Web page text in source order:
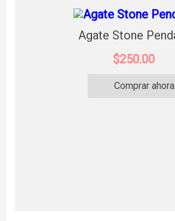
Agate Stone
$250.00
Comprar ahora